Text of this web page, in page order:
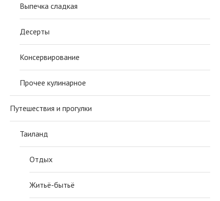
Выпечка сладкая
Десерты
Консервирование
Прочее кулинарное
Путешествия и прогулки
Таиланд
Отдых
Житьё-бытьё